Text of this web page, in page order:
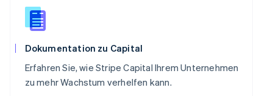
Dokumentation zu Capital
Erfahren Sie, wie Stripe Capital Ihrem Unternehmen
zu mehr Wachstum verhelfen kann.
English
Spanien
Español
Thailand
Tschechische Republik
English